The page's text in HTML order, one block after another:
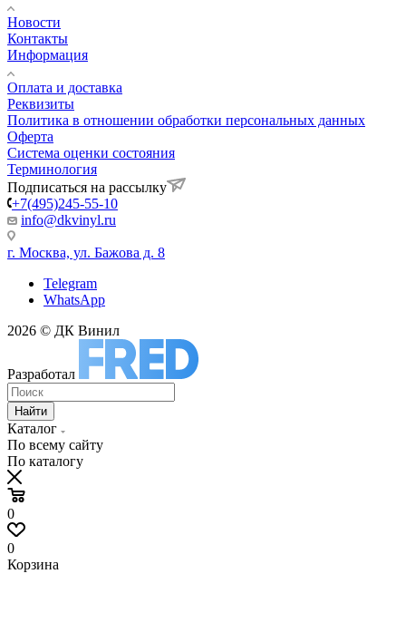
Новости
Контакты
Информация
Оплата и доставка
Реквизиты
Политика в отношении обработки персональных данных
Оферта
Система оценки состояния
Терминология
Подписаться на рассылку
+7(495)245-55-10
info@dkvinyl.ru
г. Москва, ул. Бажова д. 8
Telegram
WhatsApp
2026 © ДК Винил
Разработал
Найти
Каталог
По всему сайту
По каталогу
0
0
Корзина